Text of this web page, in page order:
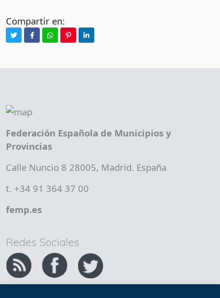
Compartir en:
Federación Española de Municipios y
Provincias
Calle Nuncio 8 28005, Madrid. España
t. +34 91 364 37 00
femp.es
Redes Sociales